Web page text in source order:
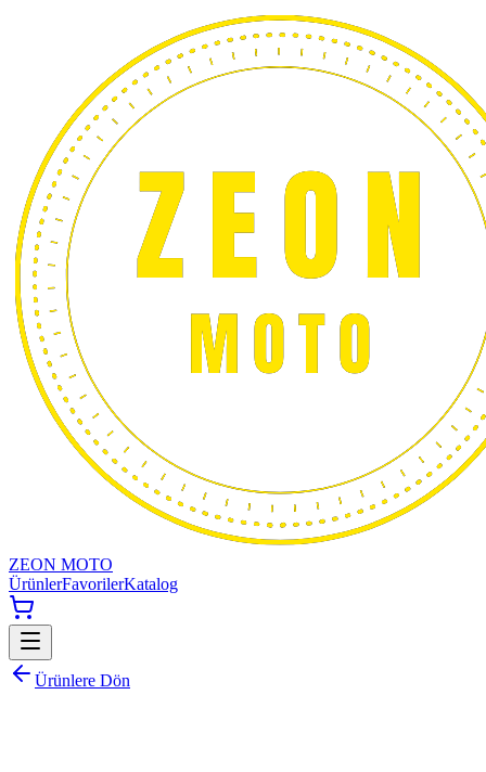
ZEON MOTO
ÜrünlerFavorilerKatalog
Ürünlere Dön